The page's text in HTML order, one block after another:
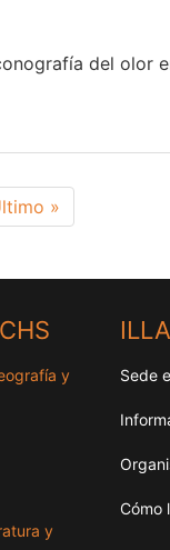
del olor
»
y
y
ILLA
Sede
Cómo